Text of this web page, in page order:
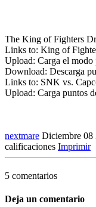
The King of Fighters
Links to: King of
Upload: Carga el modo
Download: Descarga
Links to: SNK vs.
Upload: Carga puntos
nextmare Diciembre 08
calificaciones Imprimir
5 comentarios
Deja un comentario